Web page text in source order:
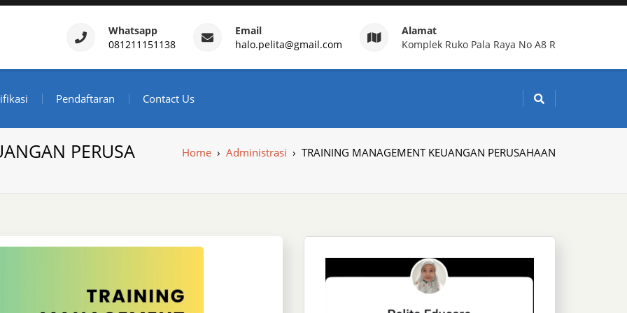
– Daftar Training Indonesia
Whatsapp
081211151138
Email
halo.pelita@gmail.com
Alamat
Komplek Ruko Pala Raya No A8 R
Pendaftaran Contact Us
PERUSA Home › Administrasi › TRAINING MANAGEMENT KEUANGAN PERUSAHAAN